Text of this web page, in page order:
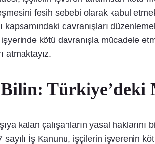
fesih sebebi olarak kabul
davranışları
kötü davranışla mücadele
atmaktayız.
Bilin:
kalan çalışanların yasal haklarını
İş Kanunu, işçilerin işverenin